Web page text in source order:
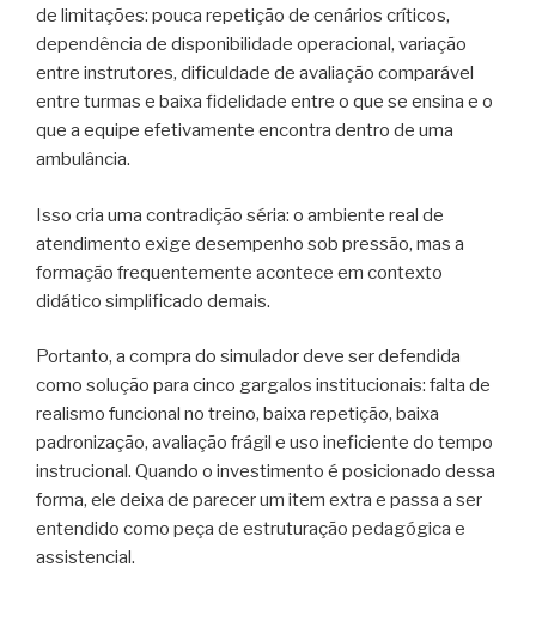
de limitações: pouca repetição de cenários críticos,
dependência de disponibilidade operacional, variação
entre instrutores, dificuldade de avaliação comparável
entre turmas e baixa fidelidade entre o que se ensina e o
que a equipe efetivamente encontra dentro de uma
ambulância.
Isso cria uma contradição séria: o ambiente real de
atendimento exige desempenho sob pressão, mas a
formação frequentemente acontece em contexto
didático simplificado demais.
Portanto, a compra do simulador deve ser defendida
como solução para cinco gargalos institucionais: falta de
realismo funcional no treino, baixa repetição, baixa
padronização, avaliação frágil e uso ineficiente do tempo
instrucional. Quando o investimento é posicionado dessa
forma, ele deixa de parecer um item extra e passa a ser
entendido como peça de estruturação pedagógica e
assistencial.